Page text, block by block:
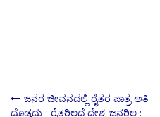
Post
ಜನರ ಜೀವನದಲ್ಲಿ ರೈತರ ಪಾತ್ರ ಅತಿ
ದೊಡ್ಡದು ; ರೈತರಿಲ್ಲದೆ ದೇಶ, ಜನರಿಲ್ಲ :